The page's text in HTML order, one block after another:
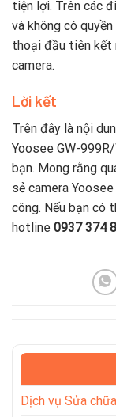
tiện lợi. Trên các
và không có
thoại đầu tiên kết
camera.
Lời kết
Trên đây là nội
Yoosee GW-
bạn. Mong rằng
sẻ camera
công. Nếu bạn có
hotline 0937 374
Dịch vụ Sửa